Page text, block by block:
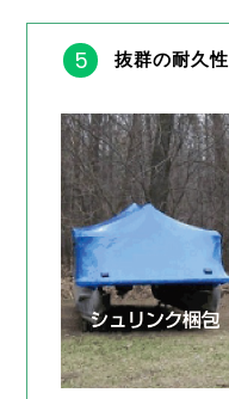
5 抜群の耐久性